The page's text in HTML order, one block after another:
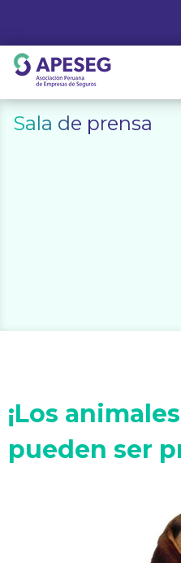
content
APESEG
Sala de prensa
¡Los
pueden ser